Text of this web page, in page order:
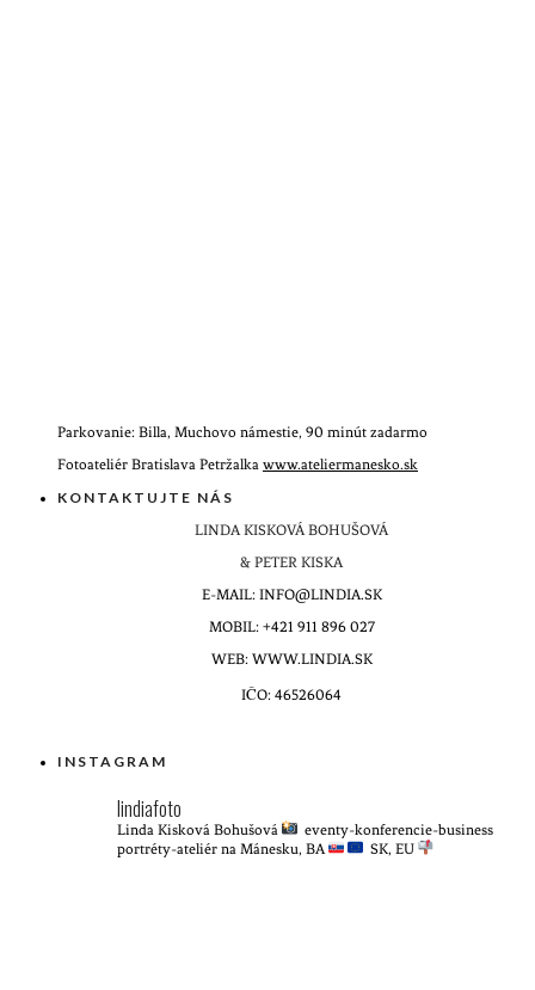
Parkovanie: Billa, Muchovo námestie, 90 minút zadarmo
Fotoateliér Bratislava Petržalka www.ateliermanesko.sk
KONTAKTUJTE NÁS
LINDA KISKOVÁ BOHUŠOVÁ
& PETER KISKA
E-MAIL: INFO@LINDIA.SK
MOBIL: +421 911 896 027
WEB: WWW.LINDIA.SK
IČO: 46526064
INSTAGRAM
lindiafoto
Linda Kisková Bohušová
eventy-konferencie-business
portréty-ateliér na Mánesku, BA
SK, EU